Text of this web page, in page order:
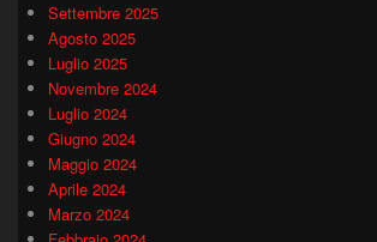
Settembre 2025
Agosto 2025
Luglio 2025
Novembre 2024
Luglio 2024
Giugno 2024
Maggio 2024
Aprile 2024
Marzo 2024